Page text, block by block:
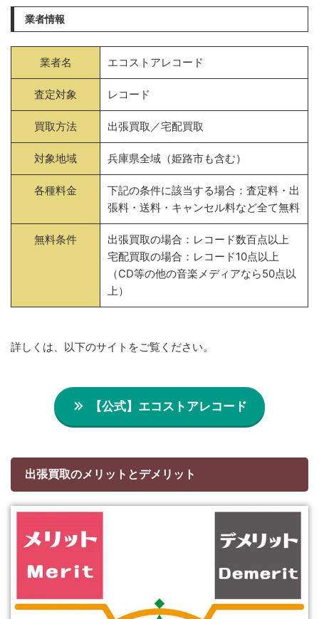
業者情報
業者名 エコストアレコード
査定対象 レコード
買取方法 出張買取／宅配買取
対象地域 兵庫県全域（姫路市も含む）
各種料金
下記の条件に該当する場合：査定料・出
張料・送料・キャンセル料など全て無料
無料条件
出張買取の場合：レコード数百点以上
宅配買取の場合：レコード10点以上
（CD等の他の音楽メディアなら50点以
上）
詳しくは、以下のサイトをご覧ください。
【公式】エコストアレコード
出張買取のメリットとデメリット